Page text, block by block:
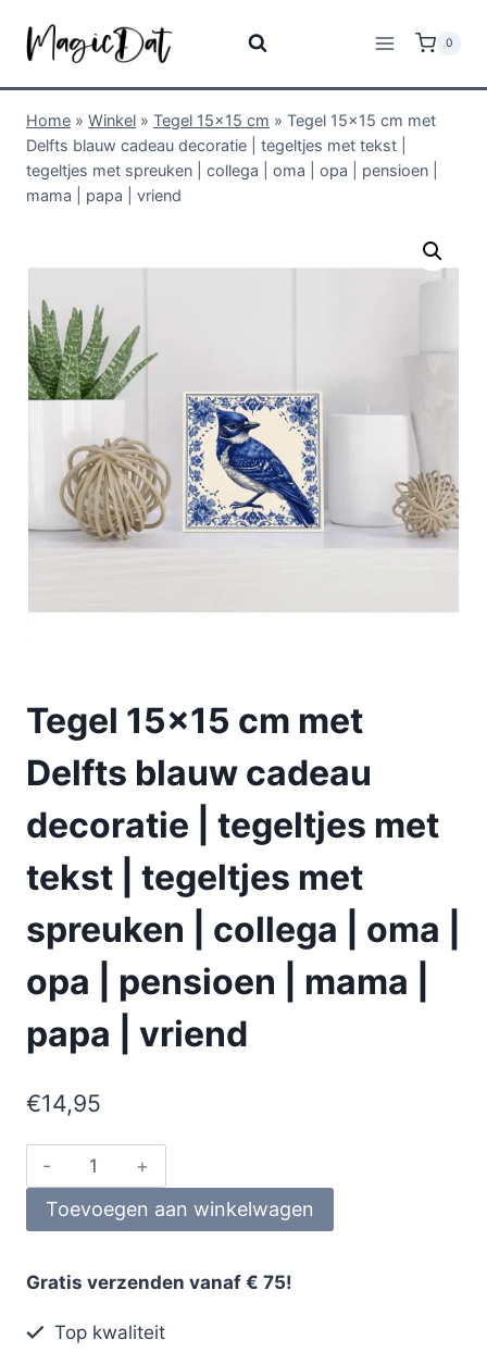
0
Home » Winkel » Tegel 15x15 cm » Tegel 15×15 cm met
Delfts blauw cadeau decoratie | tegeltjes met tekst |
tegeltjes met spreuken | collega | oma | opa | pensioen |
mama | papa | vriend
Tegel 15×15 cm met
Delfts blauw cadeau
decoratie | tegeltjes met
tekst | tegeltjes met
spreuken | collega | oma |
opa | pensioen | mama |
papa | vriend
€14,95
Toevoegen aan winkelwagen
Gratis verzenden vanaf € 75!
Top kwaliteit